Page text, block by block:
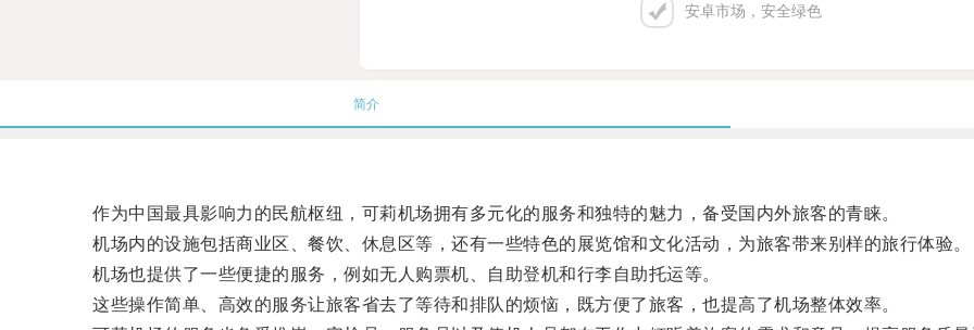
安卓市场，安全绿色
简介
作为中国最具影响力的民航枢纽，可莉机场拥有多元化的服务和独特的魅力，备受国内外旅客的青睐。
机场内的设施包括商业区、餐饮、休息区等，还有一些特色的展览馆和文化活动，为旅客带来别样的旅行体验。
机场也提供了一些便捷的服务，例如无人购票机、自助登机和行李自助托运等。
这些操作简单、高效的服务让旅客省去了等待和排队的烦恼，既方便了旅客，也提高了机场整体效率。